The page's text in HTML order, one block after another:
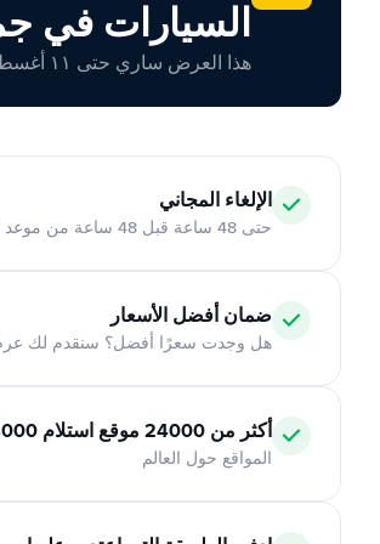
السيارات في
هذا العرض ساري حتى ١١ أغسطس ٢٠٢٦ - استفد منه اليوم!
الإلغاء المجاني
حتى 48 ساعة قبل 48 ساعة من موعد الاستلام المحدد
ضمان أفضل الأسعار
هل وجدت سعرًا أفضل؟ سنقدم لك
أكثر من 24000 موقع استلام 24000
المواقع حول العالم